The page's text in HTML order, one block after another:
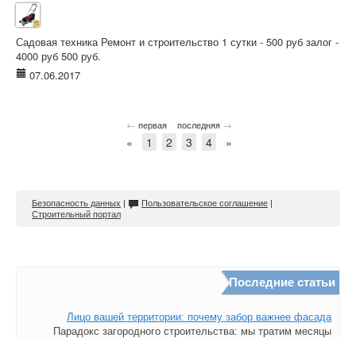
Садовая техника Ремонт и строительство 1 сутки - 500 руб залог -
4000 руб 500 руб.
07.06.2017
← первая последняя →
« 1 2 3 4 »
Безопасность данных | Пользовательское соглашение |
Строительный портал
Последние статьи
Лицо вашей территории: почему забор важнее фасада
Парадокс загородного строительства: мы тратим месяцы